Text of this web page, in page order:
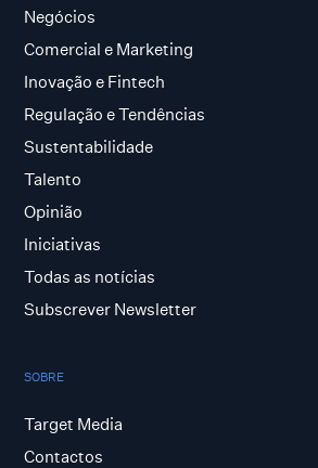
Negócios
Comercial e Marketing
Inovação e Fintech
Regulação e Tendências
Sustentabilidade
Talento
Opinião
Iniciativas
Todas as notícias
Subscrever Newsletter
SOBRE
Target Media
Contactos